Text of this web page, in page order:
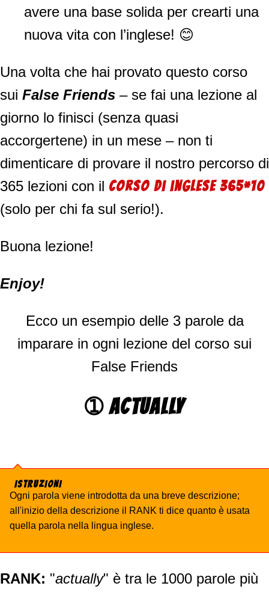
avere una base solida per crearti una
nuova vita con l’inglese! 😊
Una volta che hai provato questo corso
sui False Friends – se fai una lezione al
giorno lo finisci (senza quasi
accorgertene) in un mese – non ti
dimenticare di provare il nostro percorso di
365 lezioni con il corso di inglese 365*10
(solo per chi fa sul serio!).
Buona lezione!
Enjoy!
Ecco un esempio delle 3 parole da
imparare in ogni lezione del corso sui
False Friends
➀ ACTUALLY
ISTRUZIONI
Ogni parola viene introdotta da una breve descrizione;
all'inizio della descrizione il RANK ti dice quanto è usata
quella parola nella lingua inglese.
RANK: "actually" è tra le 1000 parole più